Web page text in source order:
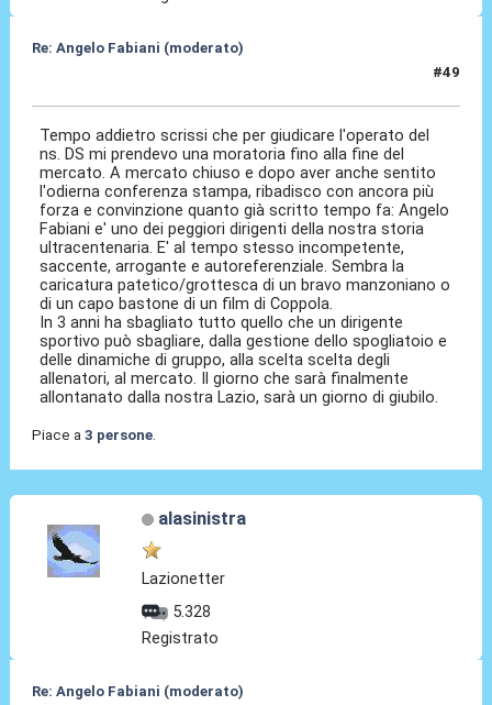
Re: Angelo Fabiani (moderato)
#49
Tempo addietro scrissi che per giudicare l'operato del
ns. DS mi prendevo una moratoria fino alla fine del
mercato. A mercato chiuso e dopo aver anche sentito
l'odierna conferenza stampa, ribadisco con ancora più
forza e convinzione quanto già scritto tempo fa: Angelo
Fabiani e' uno dei peggiori dirigenti della nostra storia
ultracentenaria. E' al tempo stesso incompetente,
saccente, arrogante e autoreferenziale. Sembra la
caricatura patetico/grottesca di un bravo manzoniano o
di un capo bastone di un film di Coppola.
In 3 anni ha sbagliato tutto quello che un dirigente
sportivo può sbagliare, dalla gestione dello spogliatoio e
delle dinamiche di gruppo, alla scelta scelta degli
allenatori, al mercato. Il giorno che sarà finalmente
allontanato dalla nostra Lazio, sarà un giorno di giubilo.
Piace a 3 persone.
alasinistra
Lazionetter
5.328
Registrato
Re: Angelo Fabiani (moderato)